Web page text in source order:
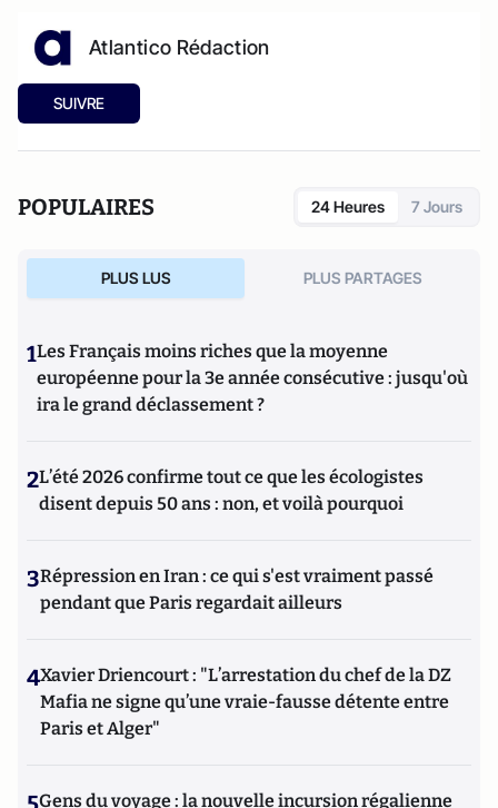
Atlantico Rédaction
SUIVRE
POPULAIRES 24 Heures 7 Jours
PLUS LUS PLUS PARTAGES
1Les Français moins riches que la moyenne
européenne pour la 3e année consécutive : jusqu'où
ira le grand déclassement ?
2L’été 2026 confirme tout ce que les écologistes
disent depuis 50 ans : non, et voilà pourquoi
3Répression en Iran : ce qui s'est vraiment passé
pendant que Paris regardait ailleurs
4Xavier Driencourt : "L’arrestation du chef de la DZ
Mafia ne signe qu’une vraie-fausse détente entre
Paris et Alger"
Gens du voyage : la nouvelle incursion régalienne